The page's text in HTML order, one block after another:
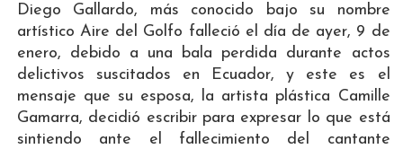
Diego Gallardo, más conocido bajo su nombre
artístico Aire del Golfo falleció el día de ayer, 9 de
enero, debido a una bala perdida durante actos
delictivos suscitados en Ecuador, y este es el
mensaje que su esposa, la artista plástica Camille
Gamarra, decidió escribir para expresar lo que está
sintiendo ante el fallecimiento del cantante